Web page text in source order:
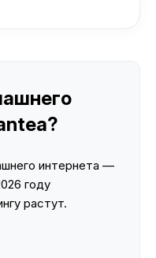
интернета —
году
растут.